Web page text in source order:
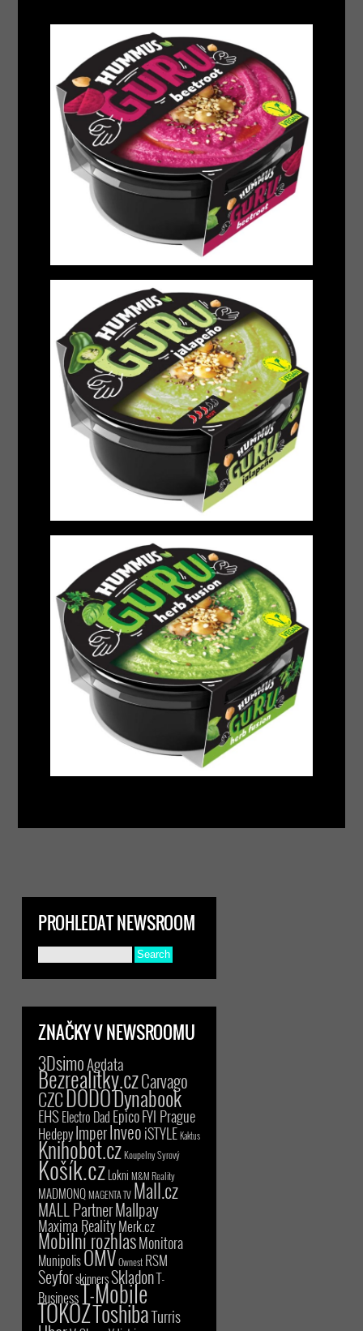
PROHLEDAT NEWSROOM
ZNAČKY V NEWSROOMU
3DsimoAgdata
Bezrealitky.czCarvago
CZCDODODynabook
EHSElectro Dad EpicoFYI Prague
HedepyImperInveoiSTYLE Kaktus
Knihobot.czKoupelny Syrový
Košík.czLokni M&M Reality
MADMONQMAGENTA TV Mall.cz
MALL PartnerMallpay
Maxima RealityMerk.cz
Mobilní rozhlasMonitora
MunipolisOMVOwnest RSM
SeyforskinnersSkladonT-
BusinessT-Mobile
TOKOZToshibaTurris